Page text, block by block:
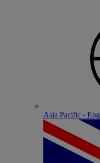
Asia Pacific -